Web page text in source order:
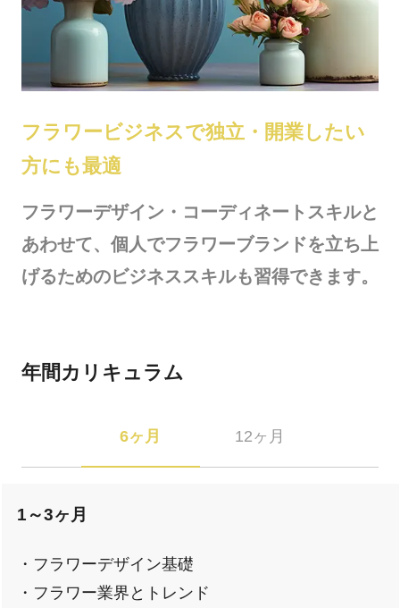
フラワービジネスで独立・開業したい
方にも最適
フラワーデザイン・コーディネートスキルと
あわせて、個人でフラワーブランドを立ち上
げるためのビジネススキルも習得できます。
年間カリキュラム
6ヶ月 12ヶ月
1～3ヶ月
・フラワーデザイン基礎
・フラワー業界とトレンド